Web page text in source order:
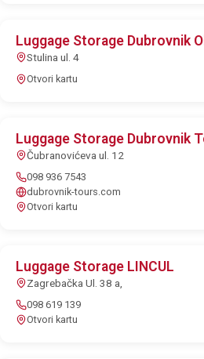
Luggage Storage Dubrovnik
Stulina ul. 4
Otvori kartu
Luggage Storage Dubrovnik
Čubranovićeva ul. 12
098 936 7543
dubrovnik-tours.com
Otvori kartu
Luggage Storage LINCUL
Zagrebačka Ul. 38 a,
098 619 139
Otvori kartu